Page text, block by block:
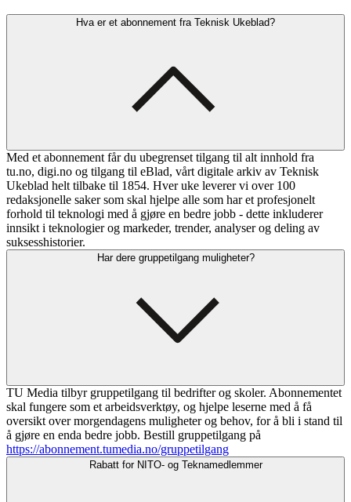
Hva er et abonnement fra Teknisk Ukeblad?
Med et abonnement får du ubegrenset tilgang til alt innhold fra
tu.no, digi.no og tilgang til eBlad, vårt digitale arkiv av Teknisk
Ukeblad helt tilbake til 1854. Hver uke leverer vi over 100
redaksjonelle saker som skal hjelpe alle som har et profesjonelt
forhold til teknologi med å gjøre en bedre jobb - dette inkluderer
innsikt i teknologier og markeder, trender, analyser og deling av
suksesshistorier.
Har dere gruppetilgang muligheter?
TU Media tilbyr gruppetilgang til bedrifter og skoler. Abonnementet
skal fungere som et arbeidsverktøy, og hjelpe leserne med å få
oversikt over morgendagens muligheter og behov, for å bli i stand til
å gjøre en enda bedre jobb. Bestill gruppetilgang på
https://abonnement.tumedia.no/gruppetilgang
Rabatt for NITO- og Teknamedlemmer